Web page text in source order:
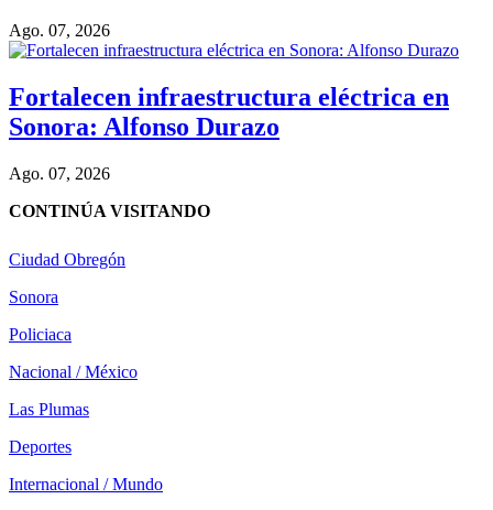
Ago. 07, 2026
Fortalecen infraestructura eléctrica en
Sonora: Alfonso Durazo
Ago. 07, 2026
CONTINÚA VISITANDO
Ciudad Obregón
Sonora
Policiaca
Nacional / México
Las Plumas
Deportes
Internacional / Mundo